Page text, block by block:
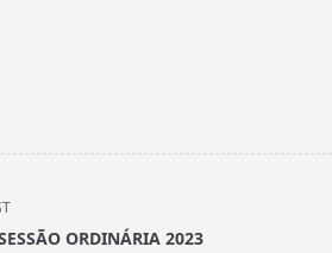
ORDINÁRIA 2023